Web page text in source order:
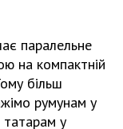
паралельне
на компактній
більш
румунам у
татарам у